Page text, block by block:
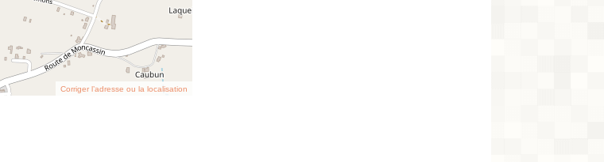
Corriger l’adresse ou la localisation